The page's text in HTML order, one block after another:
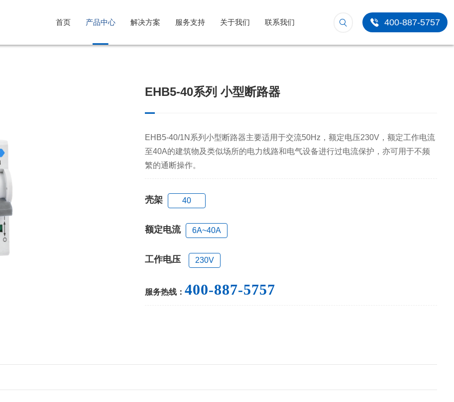
首页 产品中心 解决方案 服务支持 关于我们 联系我们 400-887-5757
EHB5-40系列 小型断路器
EHB5-40/1N系列小型断路器主要适用于交流50Hz，额定电压230V，额定工作电流
至40A的建筑物及类似场所的电力线路和电气设备进行过电流保护，亦可用于不频
繁的通断操作。
壳架 40
额定电流 6A~40A
工作电压 230V
服务热线：400-887-5757